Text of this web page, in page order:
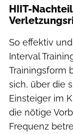
HIIT-
So effektiv
Interval
Trainingsform
sich, über die
Einsteiger im
die nötige
Frequenz